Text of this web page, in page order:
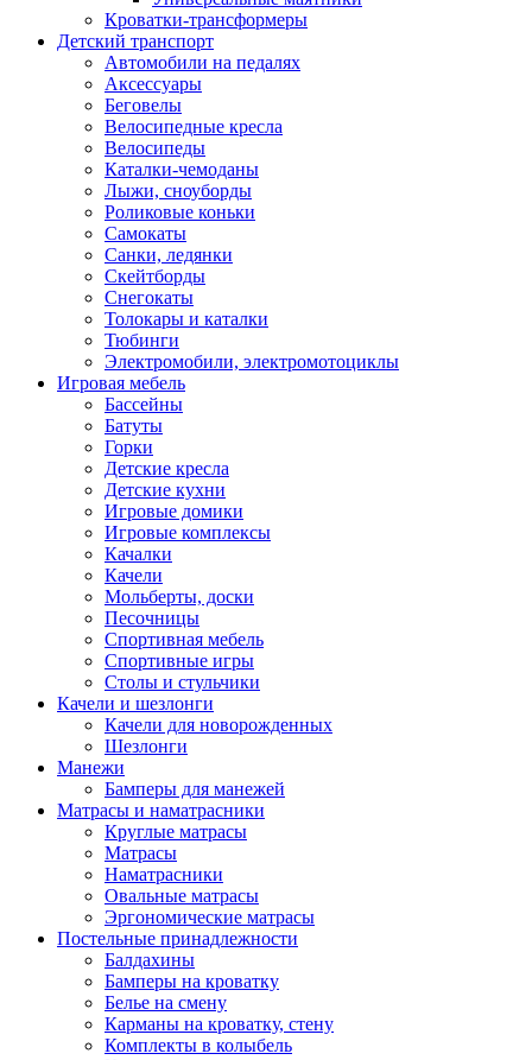
Кроватки-трансформеры
Детский транспорт
Автомобили на педалях
Аксессуары
Беговелы
Велосипедные кресла
Велосипеды
Каталки-чемоданы
Лыжи, сноуборды
Роликовые коньки
Самокаты
Санки, ледянки
Скейтборды
Снегокаты
Толокары и каталки
Тюбинги
Электромобили, электромотоциклы
Игровая мебель
Бассейны
Батуты
Горки
Детские кресла
Детские кухни
Игровые домики
Игровые комплексы
Качалки
Качели
Мольберты, доски
Песочницы
Спортивная мебель
Спортивные игры
Столы и стульчики
Качели и шезлонги
Качели для новорожденных
Шезлонги
Манежи
Бамперы для манежей
Матрасы и наматрасники
Круглые матрасы
Матрасы
Наматрасники
Овальные матрасы
Эргономические матрасы
Постельные принадлежности
Балдахины
Бамперы на кроватку
Белье на смену
Карманы на кроватку, стену
Комплекты в колыбель